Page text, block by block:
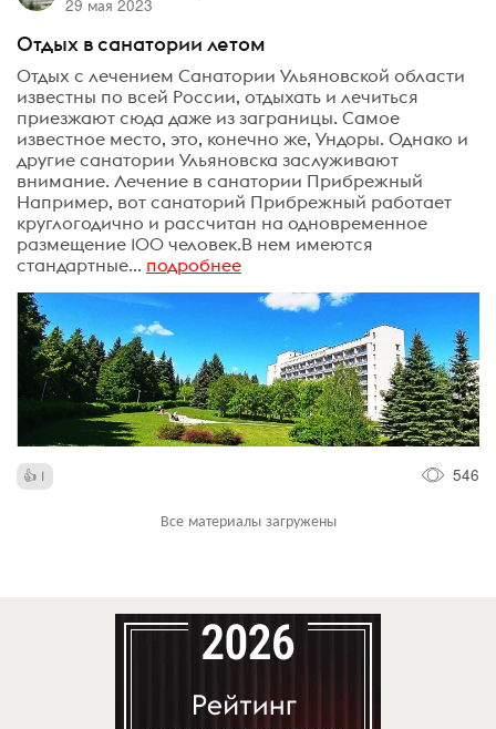
Отдых в санатории летом
Отдых с лечением Санатории Ульяновской области
известны по всей России, отдыхать и лечиться
приезжают сюда даже из заграницы. Самое
известное место, это, конечно же, Ундоры. Однако и
другие санатории Ульяновска заслуживают
внимание. Лечение в санатории Прибрежный
Например, вот санаторий Прибрежный работает
круглогодично и рассчитан на одновременное
размещение 100 человек.В нем имеются
стандартные... подробнее
1 546
Все материалы загружены